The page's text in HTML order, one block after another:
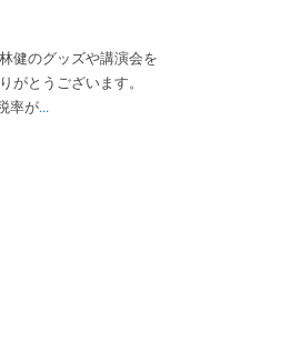
健のグッズや講演会を
がとうございます。
率が...